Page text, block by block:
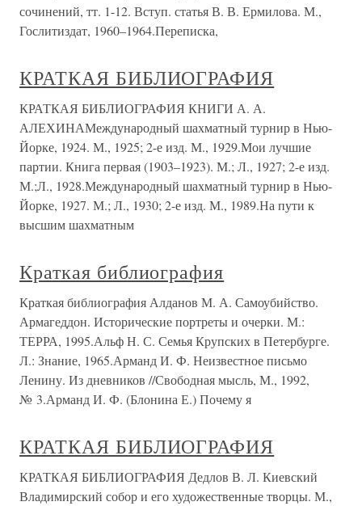
сочинений, тт. 1-12. Вступ. статья В. В. Ермилова. М.,
Гослитиздат, 1960–1964.Переписка,
КРАТКАЯ БИБЛИОГРАФИЯ
КРАТКАЯ БИБЛИОГРАФИЯ КНИГИ А. А.
АЛЕХИНАМеждународный шахматный турнир в Нью-
Йорке, 1924. М., 1925; 2-е изд. М., 1929.Мои лучшие
партии. Книга первая (1903–1923). М.; Л., 1927; 2-е изд.
М.;Л., 1928.Международный шахматный турнир в Нью-
Йорке, 1927. М.; Л., 1930; 2-е изд. М., 1989.На пути к
высшим шахматным
Краткая библиография
Краткая библиография Алданов М. А. Самоубийство.
Армагеддон. Исторические портреты и очерки. М.:
ТЕРРА, 1995.Альф Н. С. Семья Крупских в Петербурге.
Л.: Знание, 1965.Арманд И. Ф. Неизвестное письмо
Ленину. Из дневников //Свободная мысль, М., 1992,
№ 3.Арманд И. Ф. (Блонина Е.) Почему я
КРАТКАЯ БИБЛИОГРАФИЯ
КРАТКАЯ БИБЛИОГРАФИЯ Дедлов В. Л. Киевский
Владимирский собор и его художественные творцы. М.,